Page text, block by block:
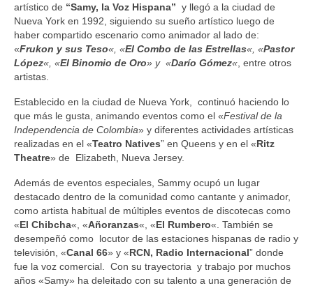
artístico de “Samy, la Voz Hispana” y llegó a la ciudad de
Nueva York en 1992, siguiendo su sueño artístico luego de
haber compartido escenario como animador al lado de:
«Frukon y sus Teso«, «El Combo de las Estrellas«, «Pastor
López«, «El Binomio de Oro» y «Darío Gómez« , entre otros
artistas.
Establecido en la ciudad de Nueva York, continuó haciendo lo
que más le gusta, animando eventos como el «Festival de la
Independencia de Colombia» y diferentes actividades artísticas
realizadas en el «Teatro Natives” en Queens y en el «Ritz
Theatre» de Elizabeth, Nueva Jersey.
Además de eventos especiales, Sammy ocupó un lugar
destacado dentro de la comunidad como cantante y animador,
como artista habitual de múltiples eventos de discotecas como
«El Chibcha«, «Añoranzas«, «El Rumbero«. También se
desempeñó como locutor de las estaciones hispanas de radio y
televisión, «Canal 66» y «RCN, Radio Internacional” donde
fue la voz comercial. Con su trayectoria y trabajo por muchos
años «Samy» ha deleitado con su talento a una generación de